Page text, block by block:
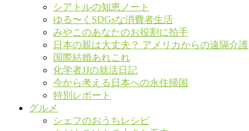
シアトルの知恵ノート
ゆる〜くSDGsな消費者生活
みやこのあなたのお役割に拍手
日本の親は大丈夫？ アメリカからの遠隔介護
国際結婚あれこれ
化学者JJの就活日記
今から考える日本への永住帰国
特別レポート
グルメ
シェフのおうちレシピ